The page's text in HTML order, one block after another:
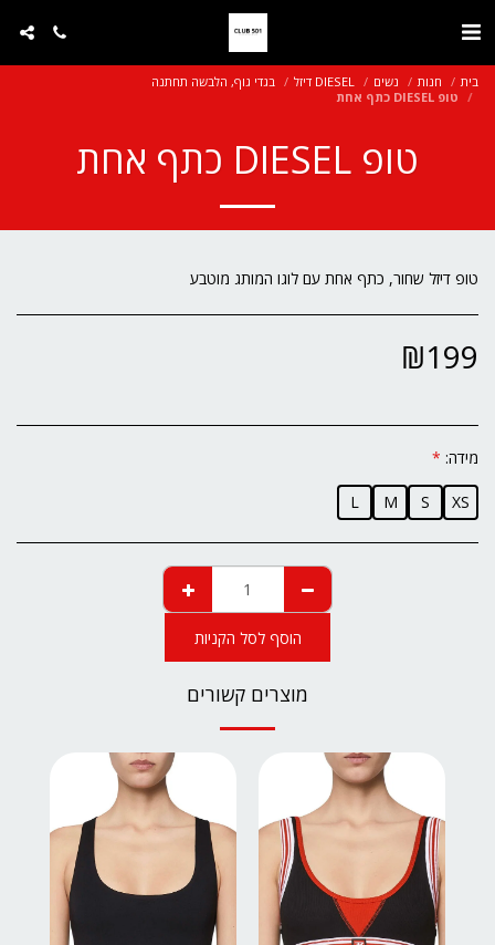
בית חנות נשים DIESEL דיזל
בגדי גוף, הלבשה תחתנה
טופ DIESEL כתף אחת
טופ DIESEL כתף אחת
טופ דיזל שחור, כתף אחת עם לוגו המותג מוטבע
₪199
מידה: *
XS
S
M
L
הוסף לסל הקניות
מוצרים קשורים